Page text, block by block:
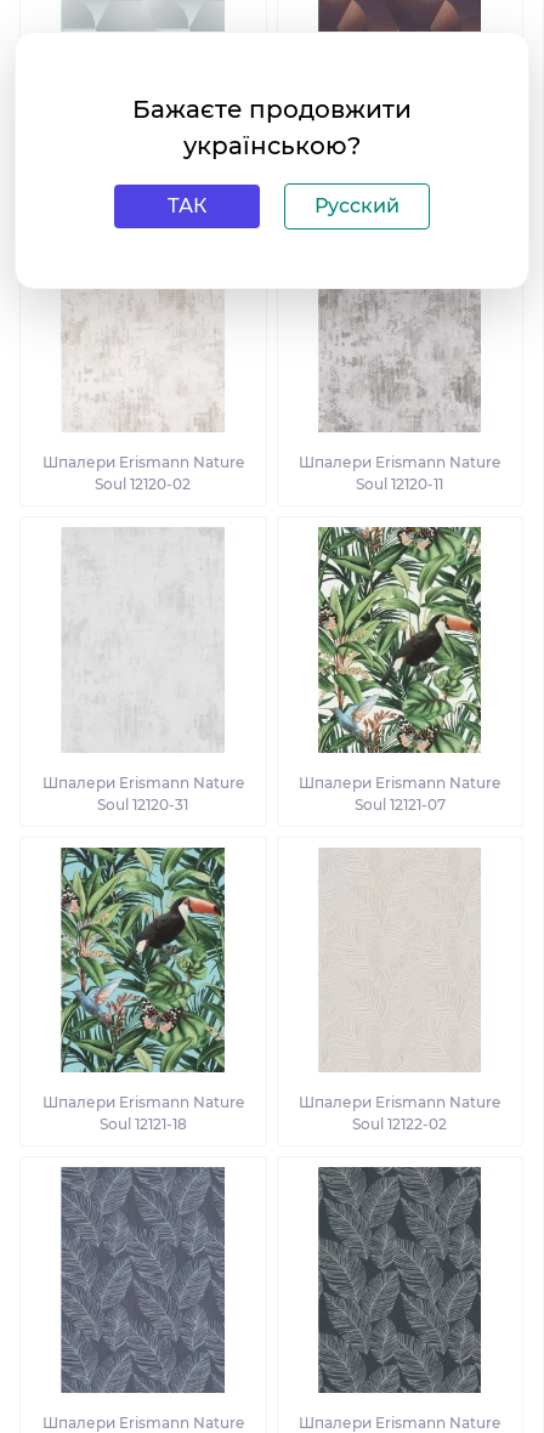
Шпалери Erismann Nature
Soul 12093-35
Шпалери Erismann Nature
Шпалери Erismann Nature
Soul 12120-02
Шпалери Erismann Nature
Soul 12120-11
Шпалери Erismann Nature
Soul 12120-31
Шпалери Erismann Nature
Soul 12121-07
Шпалери Erismann Nature
Soul 12121-18
Шпалери Erismann Nature
Soul 12122-02
Шпалери Erismann Nature
Шпалери Erismann Nature
Бажаєте продовжити
українською?
ТАК Русский